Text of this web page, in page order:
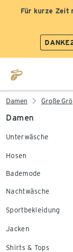
Für kurze Zeit
Damen Große
Damen
Unterwäsche
Hosen
Bademode
Nachtwäsche
Sportbekleidung
Jacken
Shirts & Tops